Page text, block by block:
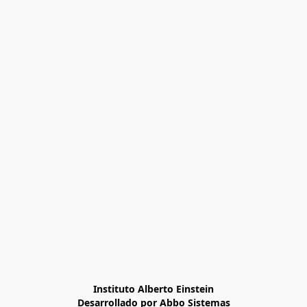
Instituto Alberto Einstein
Desarrollado por Abbo Sistemas